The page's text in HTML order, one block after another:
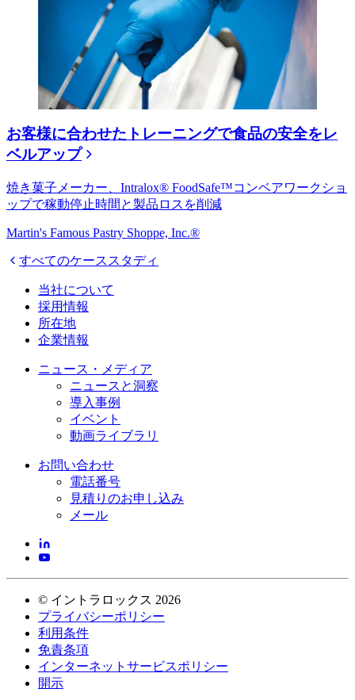
お客様に合わせたトレーニングで食品の安全をレ
ベルアップ
焼き菓子メーカー、Intralox® FoodSafe™コンベアワークショ
ップで稼動停止時間と製品ロスを削減
Martin's Famous Pastry Shoppe, Inc.®
すべてのケーススタディ
当社について
採用情報
所在地
企業情報
ニュース・メディア
ニュースと洞察
導入事例
イベント
動画ライブラリ
お問い合わせ
電話番号
見積りのお申し込み
メール
© イントラロックス 2026
プライバシーポリシー
利用条件
免責条項
インターネットサービスポリシー
開示